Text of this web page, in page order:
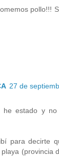
pollo!!!
27 de
he estado y
para decirte
(provincia